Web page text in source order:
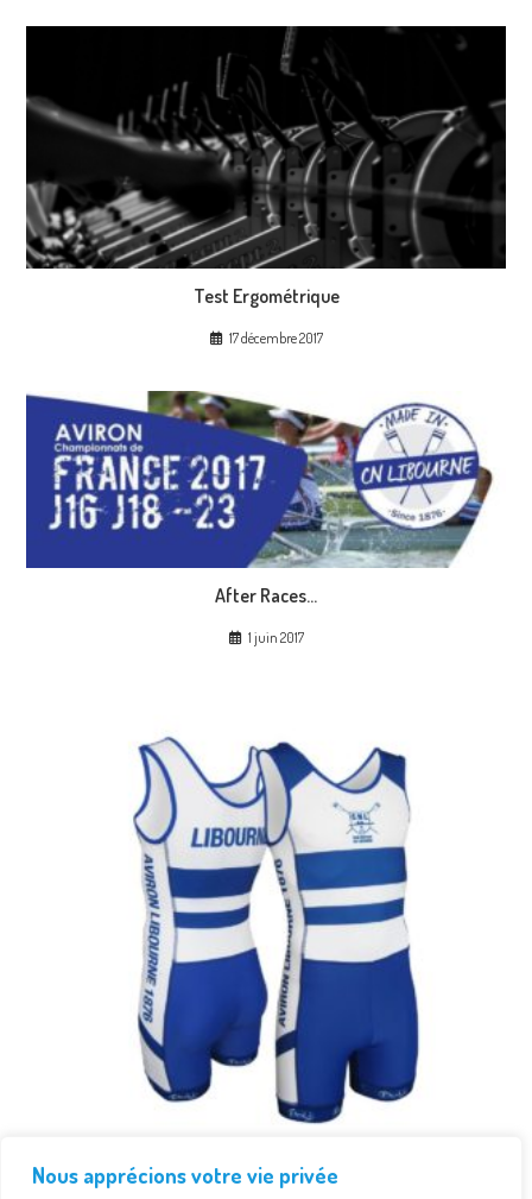
Nous apprécions votre vie privée
Test Ergométrique
17 décembre 2017
After Races…
1 juin 2017